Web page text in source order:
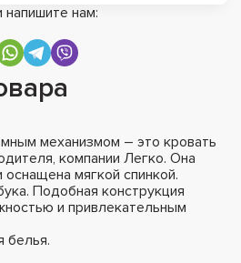
напишите нам:
механизмом – это кровать
компании Легко. Она
мягкой спинкой.
Подобная конструкция
и привлекательным
белья.